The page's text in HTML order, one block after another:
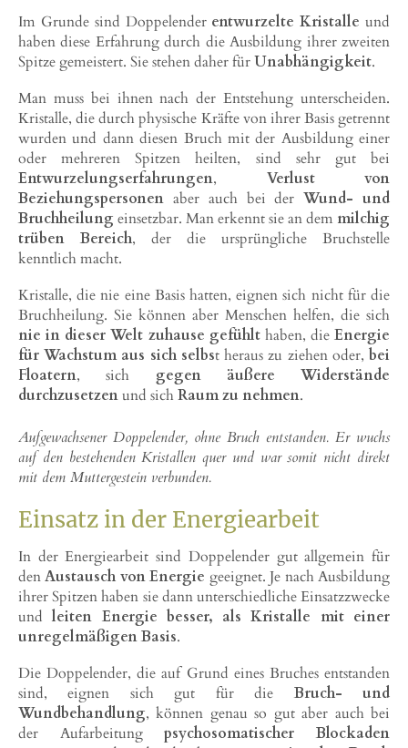
Im Grunde sind Doppelender entwurzelte Kristalle und
haben diese Erfahrung durch die Ausbildung ihrer zweiten
Spitze gemeistert. Sie stehen daher fürUnabhängigkeit.
Man muss bei ihnen nach der Entstehung unterscheiden.
Kristalle, die durch physische Kräfte von ihrer Basis getrennt
wurden und dann diesen Bruch mit der Ausbildung einer
oder mehreren Spitzen heilten, sind sehr gut bei
Entwurzelungserfahrungen, Verlust von
Beziehungspersonen aber auch bei derWund- und
Bruchheilung einsetzbar. Man erkennt sie an dem milchig
trüben Bereich, der die ursprüngliche Bruchstelle
kenntlich macht.
Kristalle, die nie eine Basis hatten, eignen sich nicht für die
Bruchheilung. Sie können aber Menschen helfen, die sich
nie in dieser Welt zuhause gefühlthaben, die Energie
für Wachstum aus sich selbst heraus zu ziehen oder, bei
Floatern, sich gegen äußere Widerstände
durchzusetzenund sichRaum zu nehmen.
Einsatz in der Energiearbeit
Aufgewachsener Doppelender, ohne Bruch entstanden. Er wuchs
auf den bestehenden Kristallen quer und war somit nicht direkt
mit dem Muttergestein verbunden.
In der Energiearbeit sind Doppelender gut allgemein für
denAustausch von Energie geeignet. Je nach Ausbildung
ihrer Spitzen haben sie dann unterschiedliche Einsatzzwecke
undleiten Energie besser, als Kristalle mit einer
unregelmäßigen Basis.
Die Doppelender, die auf Grund eines Bruches entstanden
sind, eignen sich gut für dieBruch- und
Wundbehandlung, können genau so gut aber auch bei
der Aufarbeitungpsychosomatischer Blockaden